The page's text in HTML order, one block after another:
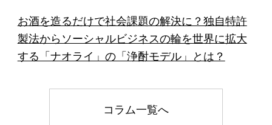
お酒を造るだけで社会課題の解決に？独自特許
製法からソーシャルビジネスの輪を世界に拡大
する「ナオライ」の「浄酎モデル」とは？
コラム一覧へ